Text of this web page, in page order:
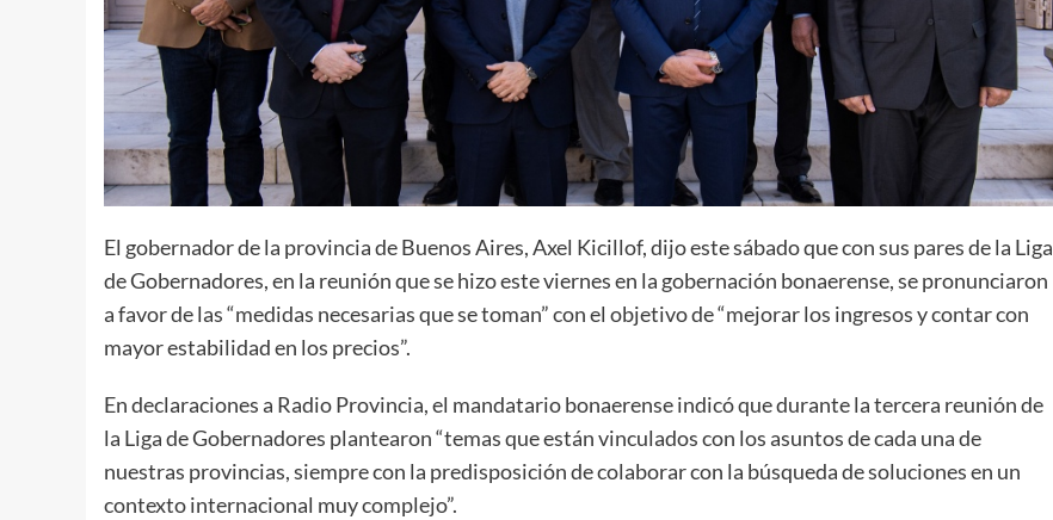
El gobernador de la provincia de Buenos Aires, Axel Kicillof, dijo este sábado que con sus pares de la Liga
de Gobernadores, en la reunión que se hizo este viernes en la gobernación bonaerense, se pronunciaron
a favor de las “medidas necesarias que se toman” con el objetivo de “mejorar los ingresos y contar con
mayor estabilidad en los precios”.
En declaraciones a Radio Provincia, el mandatario bonaerense indicó que durante la tercera reunión de
la Liga de Gobernadores plantearon “temas que están vinculados con los asuntos de cada una de
nuestras provincias, siempre con la predisposición de colaborar con la búsqueda de soluciones en un
contexto internacional muy complejo”.